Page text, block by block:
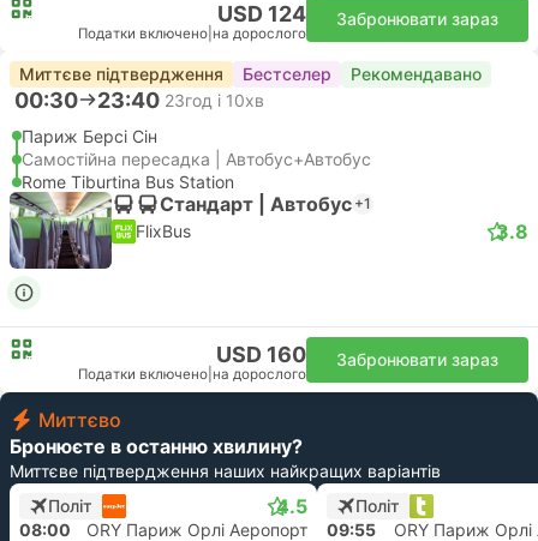
USD 124
Податки включено на дорослого
Забронювати зараз
Миттєве підтвердження Бестселер Рекомендавано
00:30 23:40 23год і 10хв
Париж Берсі Сін
Самостійна пересадка | Автобус+Автобус
Rome Tiburtina Bus Station
Стандарт | Автобус +1
FlixBus 3.8
USD 160
Податки включено на дорослого
Забронювати зараз
Миттєво
Бронюєте в останню хвилину?
Миттєве підтвердження наших найкращих варіантів
Політ
4.5
08:00 ORY Париж Орлі Аеропорт
Політ
09:55
ORY Париж Орлі